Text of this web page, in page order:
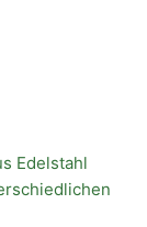
Edelstahl